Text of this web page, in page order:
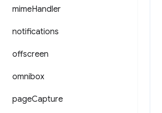
mimeHandler
notifications
offscreen
omnibox
pageCapture